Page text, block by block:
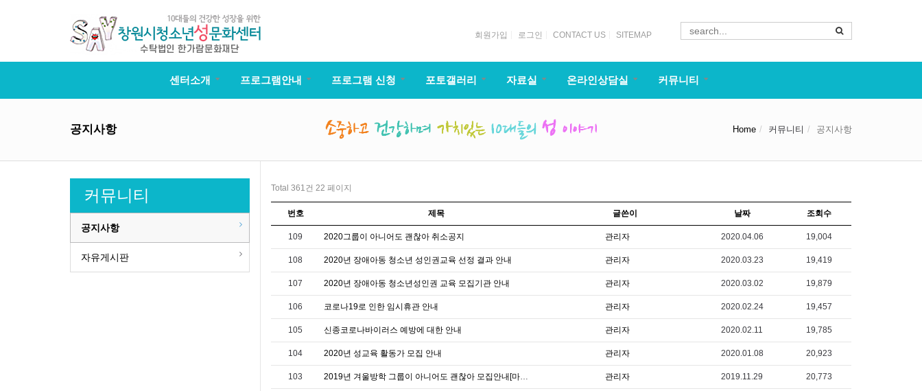
회원가입 로그인 CONTACT US SITEMAP
센터소개 프로그램안내 프로그램 신청 포토갤러리 자료실 온라인상담실 커뮤니티
공지사항 Home 커뮤니티 공지사항
커뮤니티
공지사항
자유게시판
Total 361건 22 페이지
번호 제목 글쓴이 날짜 조회수
109 2020그룹이 아니어도 괜찮아 취소공지 관리자 2020.04.06 19,004
108 2020년 장애아동 청소년 성인권교육 선정 결과 안내 관리자 2020.03.23 19,419
107 2020년 장애아동 청소년성인권 교육 모집기관 안내 관리자 2020.03.02 19,879
106 코로나19로 인한 임시휴관 안내 관리자 2020.02.24 19,457
105 신종코로나바이러스 예방에 대한 안내 관리자 2020.02.11 19,785
104 2020년 성교육 활동가 모집 안내 관리자 2020.01.08 20,923
103 2019년 겨울방학 그룹이 아니어도 괜찮아 모집안내[마감] 관리자 2019.11.29 20,773